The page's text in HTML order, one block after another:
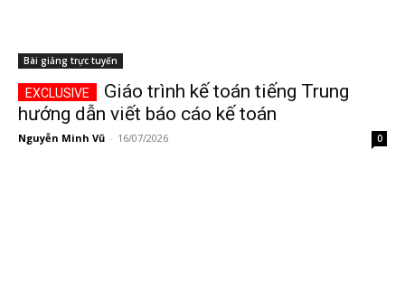
Bài giảng trực tuyến
Giáo trình kế toán tiếng Trung
hướng dẫn viết báo cáo kế toán
Nguyễn Minh Vũ - 16/07/2026 0